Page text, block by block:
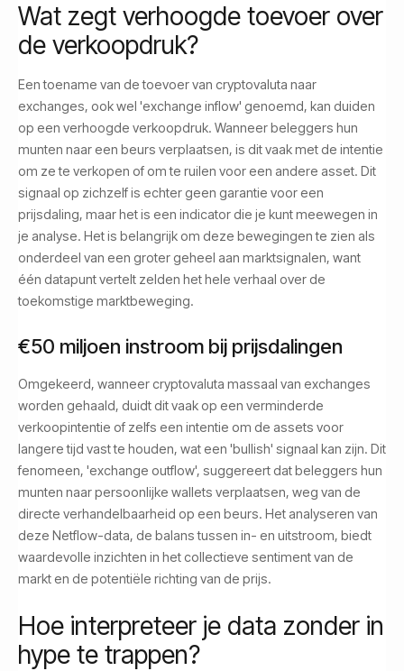
Wat zegt verhoogde toevoer over
de verkoopdruk?
Een toename van de toevoer van cryptovaluta naar
exchanges, ook wel 'exchange inflow' genoemd, kan duiden
op een verhoogde verkoopdruk. Wanneer beleggers hun
munten naar een beurs verplaatsen, is dit vaak met de intentie
om ze te verkopen of om te ruilen voor een andere asset. Dit
signaal op zichzelf is echter geen garantie voor een
prijsdaling, maar het is een indicator die je kunt meewegen in
je analyse. Het is belangrijk om deze bewegingen te zien als
onderdeel van een groter geheel aan marktsignalen, want
één datapunt vertelt zelden het hele verhaal over de
toekomstige marktbeweging.
€50 miljoen instroom bij prijsdalingen
Omgekeerd, wanneer cryptovaluta massaal van exchanges
worden gehaald, duidt dit vaak op een verminderde
verkoopintentie of zelfs een intentie om de assets voor
langere tijd vast te houden, wat een 'bullish' signaal kan zijn. Dit
fenomeen, 'exchange outflow', suggereert dat beleggers hun
munten naar persoonlijke wallets verplaatsen, weg van de
directe verhandelbaarheid op een beurs. Het analyseren van
deze Netflow-data, de balans tussen in- en uitstroom, biedt
waardevolle inzichten in het collectieve sentiment van de
markt en de potentiële richting van de prijs.
Hoe interpreteer je data zonder in
hype te trappen?